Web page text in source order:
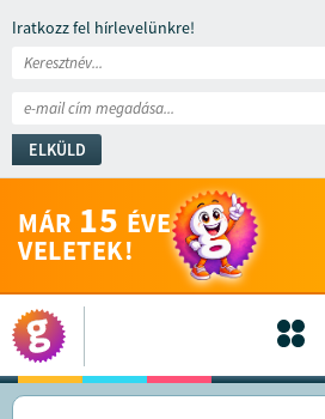
Iratkozz fel hírlevelünkre!
ELKÜLD
MÁR 15 ÉVE
VELETEK!